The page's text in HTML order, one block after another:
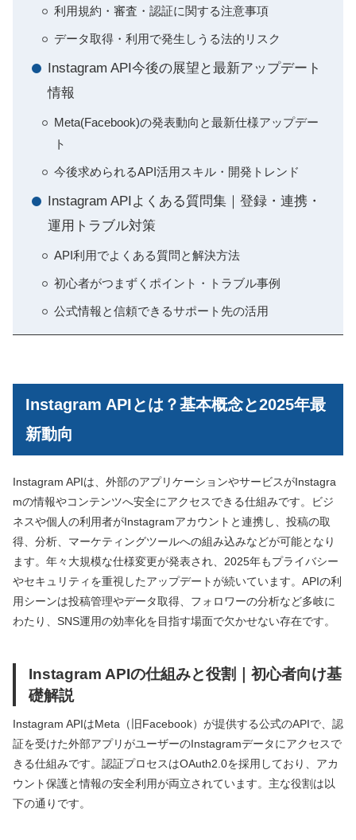
利用規約・審査・認証に関する注意事項
データ取得・利用で発生しうる法的リスク
Instagram API今後の展望と最新アップデート
情報
Meta(Facebook)の発表動向と最新仕様アップデー
ト
今後求められるAPI活用スキル・開発トレンド
Instagram APIよくある質問集｜登録・連携・
運用トラブル対策
API利用でよくある質問と解決方法
初心者がつまずくポイント・トラブル事例
公式情報と信頼できるサポート先の活用
Instagram APIとは？基本概念と2025年最
新動向
Instagram APIは、外部のアプリケーションやサービスがInstagra
mの情報やコンテンツへ安全にアクセスできる仕組みです。ビジ
ネスや個人の利用者がInstagramアカウントと連携し、投稿の取
得、分析、マーケティングツールへの組み込みなどが可能となり
ます。年々大規模な仕様変更が発表され、2025年もプライバシー
やセキュリティを重視したアップデートが続いています。APIの利
用シーンは投稿管理やデータ取得、フォロワーの分析など多岐に
わたり、SNS運用の効率化を目指す場面で欠かせない存在です。
Instagram APIの仕組みと役割｜初心者向け基
礎解説
Instagram APIはMeta（旧Facebook）が提供する公式のAPIで、認
証を受けた外部アプリがユーザーのInstagramデータにアクセスで
きる仕組みです。認証プロセスはOAuth2.0を採用しており、アカ
ウント保護と情報の安全利用が両立されています。主な役割は以
下の通りです。